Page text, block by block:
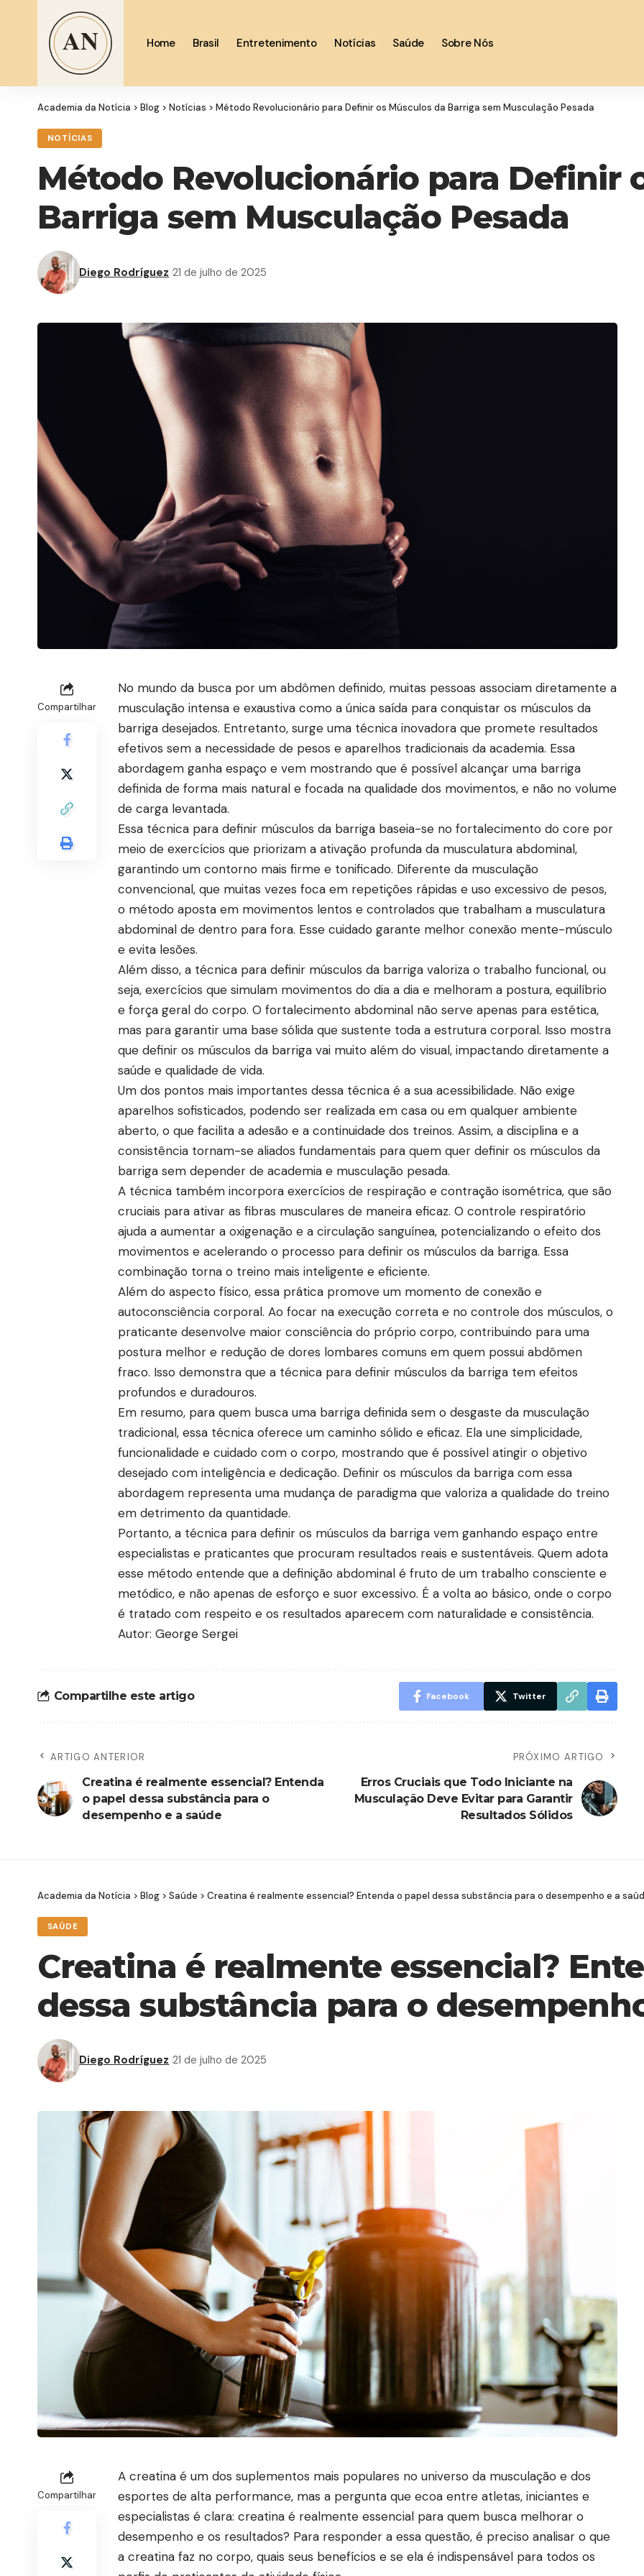
Home Brasil Entretenimento Notícias Saúde Sobre Nós
Academia da Notícia > Blog > Notícias > Método Revolucionário para Definir os Músculos da Barriga sem Musculação Pesada
NOTÍCIAS
Método Revolucionário para Definir
Barriga sem Musculação Pesada
Diego Rodríguez 21 de julho de 2025
Compartilhar
No mundo da busca por um abdômen definido, muitas pessoas associam diretamente a
musculação intensa e exaustiva como a única saída para conquistar os músculos da
barriga desejados. Entretanto, surge uma técnica inovadora que promete resultados
efetivos sem a necessidade de pesos e aparelhos tradicionais da academia. Essa
abordagem ganha espaço e vem mostrando que é possível alcançar uma barriga
definida de forma mais natural e focada na qualidade dos movimentos, e não no volume
de carga levantada.
Essa técnica para definir músculos da barriga baseia-se no fortalecimento do core por
meio de exercícios que priorizam a ativação profunda da musculatura abdominal,
garantindo um contorno mais firme e tonificado. Diferente da musculação
convencional, que muitas vezes foca em repetições rápidas e uso excessivo de pesos,
o método aposta em movimentos lentos e controlados que trabalham a musculatura
abdominal de dentro para fora. Esse cuidado garante melhor conexão mente-músculo
e evita lesões.
Além disso, a técnica para definir músculos da barriga valoriza o trabalho funcional, ou
seja, exercícios que simulam movimentos do dia a dia e melhoram a postura, equilíbrio
e força geral do corpo. O fortalecimento abdominal não serve apenas para estética,
mas para garantir uma base sólida que sustente toda a estrutura corporal. Isso mostra
que definir os músculos da barriga vai muito além do visual, impactando diretamente a
saúde e qualidade de vida.
Um dos pontos mais importantes dessa técnica é a sua acessibilidade. Não exige
aparelhos sofisticados, podendo ser realizada em casa ou em qualquer ambiente
aberto, o que facilita a adesão e a continuidade dos treinos. Assim, a disciplina e a
consistência tornam-se aliados fundamentais para quem quer definir os músculos da
barriga sem depender de academia e musculação pesada.
A técnica também incorpora exercícios de respiração e contração isométrica, que são
cruciais para ativar as fibras musculares de maneira eficaz. O controle respiratório
ajuda a aumentar a oxigenação e a circulação sanguínea, potencializando o efeito dos
movimentos e acelerando o processo para definir os músculos da barriga. Essa
combinação torna o treino mais inteligente e eficiente.
Além do aspecto físico, essa prática promove um momento de conexão e
autoconsciência corporal. Ao focar na execução correta e no controle dos músculos, o
praticante desenvolve maior consciência do próprio corpo, contribuindo para uma
postura melhor e redução de dores lombares comuns em quem possui abdômen
fraco. Isso demonstra que a técnica para definir músculos da barriga tem efeitos
profundos e duradouros.
Em resumo, para quem busca uma barriga definida sem o desgaste da musculação
tradicional, essa técnica oferece um caminho sólido e eficaz. Ela une simplicidade,
funcionalidade e cuidado com o corpo, mostrando que é possível atingir o objetivo
desejado com inteligência e dedicação. Definir os músculos da barriga com essa
abordagem representa uma mudança de paradigma que valoriza a qualidade do treino
em detrimento da quantidade.
Portanto, a técnica para definir os músculos da barriga vem ganhando espaço entre
especialistas e praticantes que procuram resultados reais e sustentáveis. Quem adota
esse método entende que a definição abdominal é fruto de um trabalho consciente e
metódico, e não apenas de esforço e suor excessivo. É a volta ao básico, onde o corpo
é tratado com respeito e os resultados aparecem com naturalidade e consistência.
Autor: George Sergei
Compartilhe este artigo Facebook Twitter
ARTIGO ANTERIOR
Creatina é realmente essencial? Entenda
o papel dessa substância para o
desempenho e a saúde
PRÓXIMO ARTIGO
Erros Cruciais que Todo Iniciante na
Musculação Deve Evitar para Garantir
Resultados Sólidos
Academia da Notícia > Blog > Saúde > Creatina é realmente essencial? Entenda o papel dessa substância para o desempenho e a
SAÚDE
Creatina é realmente essencial?
dessa substância para o
Diego Rodríguez 21 de julho de 2025
Compartilhar
A creatina é um dos suplementos mais populares no universo da musculação e dos
esportes de alta performance, mas a pergunta que ecoa entre atletas, iniciantes e
especialistas é clara: creatina é realmente essencial para quem busca melhorar o
desempenho e os resultados? Para responder a essa questão, é preciso analisar o que
a creatina faz no corpo, quais seus benefícios e se ela é indispensável para todos os